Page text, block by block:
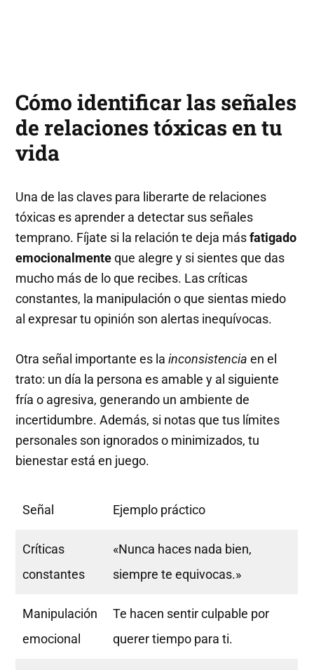
Cómo identificar las señales
de relaciones tóxicas en tu
vida
Una de las claves para liberarte de relaciones
tóxicas es aprender a detectar sus señales
temprano. Fíjate si la relación te deja másfatigado
emocionalmenteque alegre y si sientes que das
mucho más de lo que recibes. Las críticas
constantes, la manipulación o que sientas miedo
al expresar tu opinión son alertas inequívocas.
Otra señal importante es lainconsistencia en el
trato: un día la persona es amable y al siguiente
fría o agresiva, generando un ambiente de
incertidumbre. Además, si notas que tus límites
personales son ignorados o minimizados, tu
bienestar está en juego.
Señal Ejemplo práctico
Críticas
constantes
«Nunca haces nada bien,
siempre te equivocas.»
Manipulación
emocional
Te hacen sentir culpable por
querer tiempo para ti.